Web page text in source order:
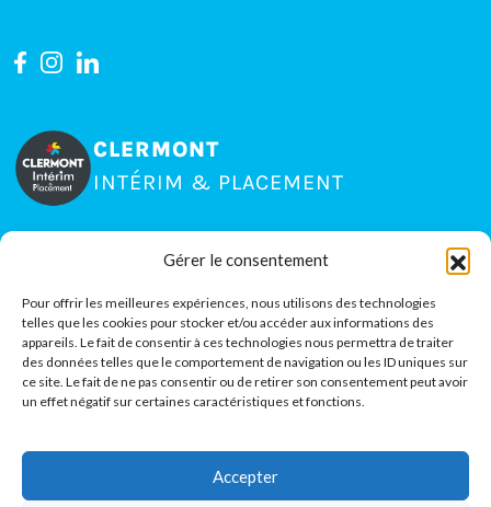
Gérer le consentement
Pour offrir les meilleures expériences, nous utilisons des technologies
telles que les cookies pour stocker et/ou accéder aux informations des
appareils. Le fait de consentir à ces technologies nous permettra de traiter
des données telles que le comportement de navigation ou les ID uniques sur
ce site. Le fait de ne pas consentir ou de retirer son consentement peut avoir
un effet négatif sur certaines caractéristiques et fonctions.
Accepter
CLERMONT
INTÉRIM & PLACEMENT
15 rue Jean Claret, Zone La Pardieu
Clermont-Ferrand
04 73 35 80 51